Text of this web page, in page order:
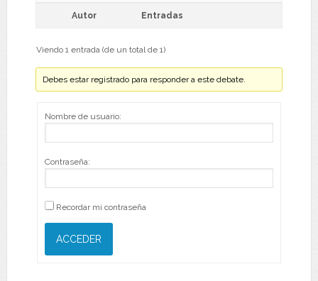
Autor Entradas
Viendo 1 entrada (de un total de 1)
Debes estar registrado para responder a este debate.
Nombre de usuario:
Contraseña:
Recordar mi contraseña
ACCEDER